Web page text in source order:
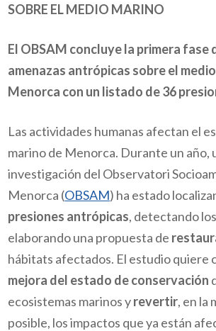
SOBRE EL MEDIO MARINO
El OBSAM concluye la primera fase
amenazas antrópicas sobre el
Menorca con un listado de 36
Las actividades humanas afectan el
marino de Menorca. Durante un año,
investigación del Observatori
Menorca (OBSAM) ha estado
presiones antrópicas, detectando los
elaborando una propuesta de
hábitats afectados. El estudio quiere
mejora del estado de conservación
ecosistemas marinos yrevertir, en la
posible, los impactos que ya están